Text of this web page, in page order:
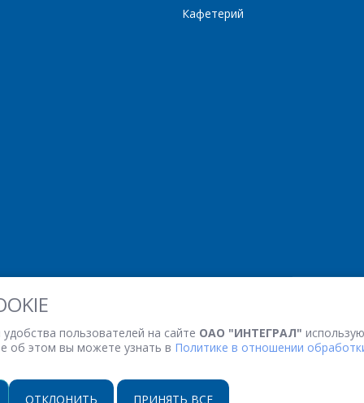
пользователей на сайте ОАО "ИНТЕГРАЛ"
об этом вы можете узнать в Политике в отношении
ОТКЛОНИТЬ ПРИНЯТЬ ВСЕ
Кафетерий